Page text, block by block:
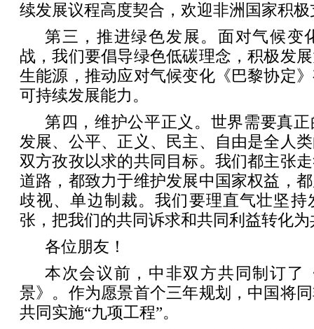
续发展议程高度契合，欢迎非洲国家积
第三，推进绿色发展。面对气候变
战，我们要倡导绿色低碳理念，积极发
生能源，推动应对气候变化《巴黎协定
可持续发展能力。
第四，维护公平正义。世界需要真
发展、公平、正义、民主、自由是全人
双方孜孜以求的共同目标。我们都主张
道路，都致力于维护发展中国家权益，
歧视、单边制裁。我们要理直气壮坚持
张，把我们的共同诉求和共同利益转化
各位朋友！
本次会议前，中非双方共同制订了
景》。作为愿景首个三年规划，中国将
共同实施“九项工程”。